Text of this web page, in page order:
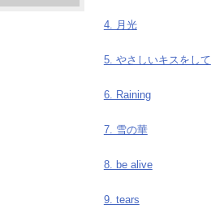
4. 月光
5. やさしいキスをして
6. Raining
7. 雪の華
8. be alive
9. tears